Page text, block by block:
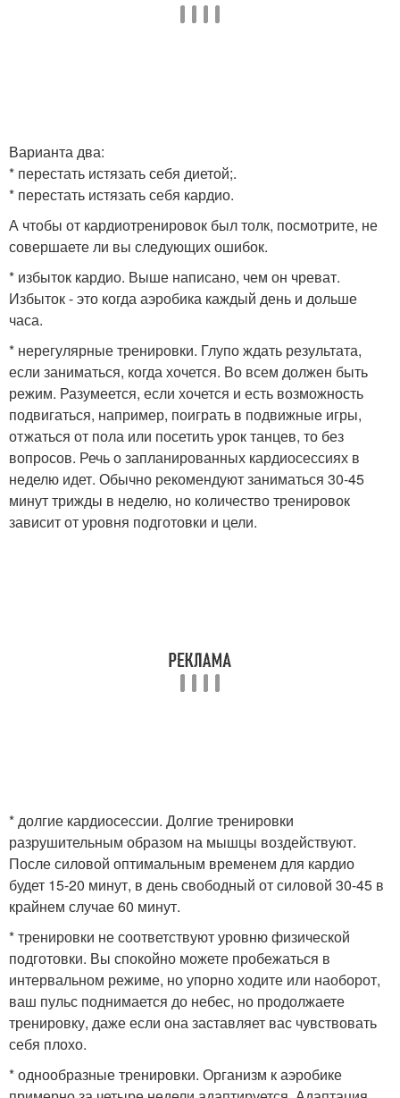
Варианта два:
* перестать истязать себя диетой;.
* перестать истязать себя кардио.
А чтобы от кардиотренировок был толк, посмотрите, не
совершаете ли вы следующих ошибок.
* избыток кардио. Выше написано, чем он чреват.
Избыток - это когда аэробика каждый день и дольше
часа.
* нерегулярные тренировки. Глупо ждать результата,
если заниматься, когда хочется. Во всем должен быть
режим. Разумеется, если хочется и есть возможность
подвигаться, например, поиграть в подвижные игры,
отжаться от пола или посетить урок танцев, то без
вопросов. Речь о запланированных кардиосессиях в
неделю идет. Обычно рекомендуют заниматься 30-45
минут трижды в неделю, но количество тренировок
зависит от уровня подготовки и цели.
* долгие кардиосессии. Долгие тренировки
разрушительным образом на мышцы воздействуют.
После силовой оптимальным временем для кардио
будет 15-20 минут, в день свободный от силовой 30-45 в
крайнем случае 60 минут.
* тренировки не соответствуют уровню физической
подготовки. Вы спокойно можете пробежаться в
интервальном режиме, но упорно ходите или наоборот,
ваш пульс поднимается до небес, но продолжаете
тренировку, даже если она заставляет вас чувствовать
себя плохо.
* однообразные тренировки. Организм к аэробике